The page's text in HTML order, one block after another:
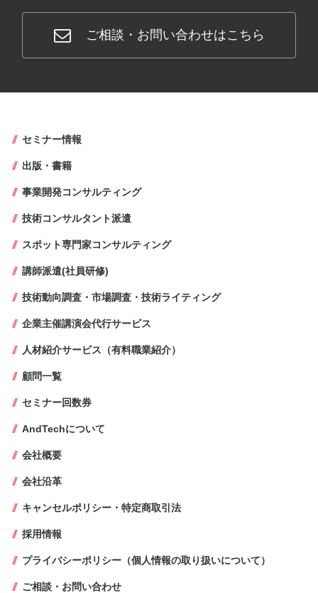
ご相談・お問い合わせはこちら
セミナー情報
出版・書籍
事業開発コンサルティング
技術コンサルタント派遣
スポット専門家コンサルティング
講師派遣(社員研修)
技術動向調査・市場調査・技術ライティング
企業主催講演会代行サービス
人材紹介サービス（有料職業紹介）
顧問一覧
セミナー回数券
AndTechについて
会社概要
会社沿革
キャンセルポリシー・特定商取引法
採用情報
プライバシーポリシー（個人情報の取り扱いについて）
ご相談・お問い合わせ